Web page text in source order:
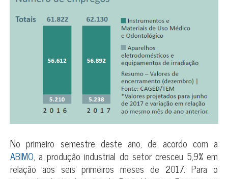
No primeiro semestre deste ano, de acordo com a
ABIMO, a produção industrial do setor cresceu 5,9% em
relação aos seis primeiros meses de 2017. Para o